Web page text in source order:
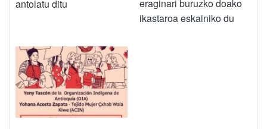
antolatu ditu
eraginari buruzko doako
ikastaroa eskainiko du